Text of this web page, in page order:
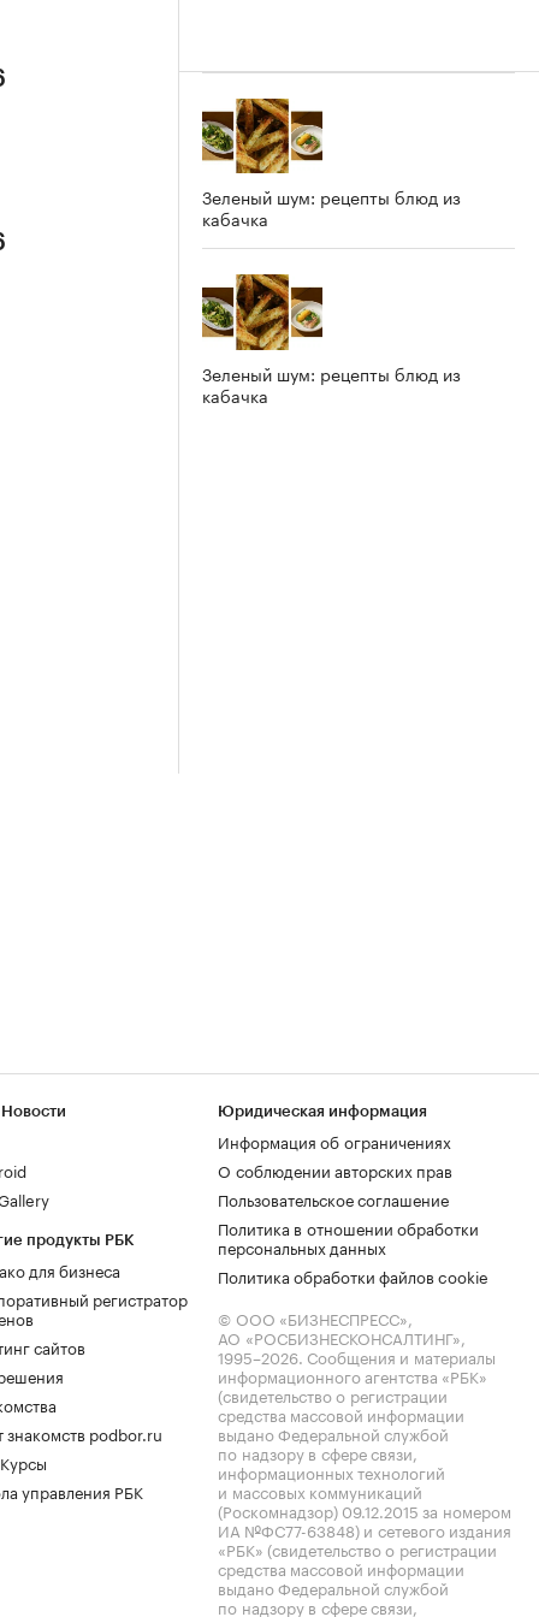
Зеленый шум: рецепты блюд из
кабачка
Зеленый шум: рецепты блюд из
кабачка
продукты РБК
для бизнеса
регистратор
сайтов
знакомств podbor.ru
управления РБК
Юридическая информация
Информация об ограничениях
О соблюдении авторских прав
Пользовательское соглашение
Политика в отношении обработки
персональных данных
Политика обработки файлов cookie
© ООО «БИЗНЕСПРЕСС»,
АО «РОСБИЗНЕСКОНСАЛТИНГ»,
1995–2026. Сообщения и материалы
информационного агентства «РБК»
(свидетельство о регистрации
средства массовой информации
выдано Федеральной службой
по надзору в сфере связи,
информационных технологий
и массовых коммуникаций
(Роскомнадзор) 09.12.2015 за номером
ИА №ФС77-63848) и сетевого издания
«РБК» (свидетельство о регистрации
средства массовой информации
выдано Федеральной службой
по надзору в сфере связи,